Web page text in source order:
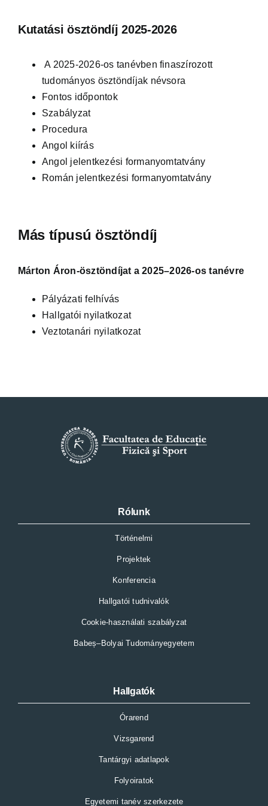
Események
Virtuális túra
Kapcsolat
Kutatási ösztöndíj 2025-2026
A 2025-2026-os tanévben finaszírozott
tudományos ösztöndíjak névsora
Fontos időpontok
Szabályzat
Procedura
Angol kiírás
Angol jelentkezési formanyomtatvány
Román jelentkezési formanyomtatvány
Más típusú ösztöndíj
Márton Áron-ösztöndíjat a 2025–2026-os tanévre
Pályázati felhívás
Hallgatói nyilatkozat
Veztotanári nyilatkozat
Rólunk
Történelmi
Projektek
Konferencia
Hallgatói tudnivalók
Cookie-használati szabályzat
Babeș–Bolyai Tudományegyetem
Hallgatók
Órarend
Vizsgarend
Tantárgyi adatlapok
Folyoiratok
Egyetemi tanév szerkezete